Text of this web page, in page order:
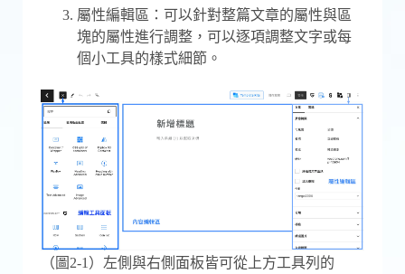
屬性編輯區：可以針對整篇文章的屬性與區
塊的屬性進行調整，可以逐項調整文字或每
個小工具的樣式細節。
（圖2-1）左側與右側面板皆可從上方工具列的